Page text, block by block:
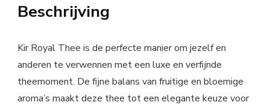
Beschrijving
Kir Royal Thee is de perfecte manier om jezelf en
anderen te verwennen met een luxe en verfijnde
theemoment. De fijne balans van fruitige en bloemige
aroma’s maakt deze thee tot een elegante keuze voor